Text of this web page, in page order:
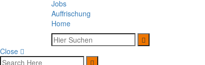
Jobs
Auffrischung
Home
Close